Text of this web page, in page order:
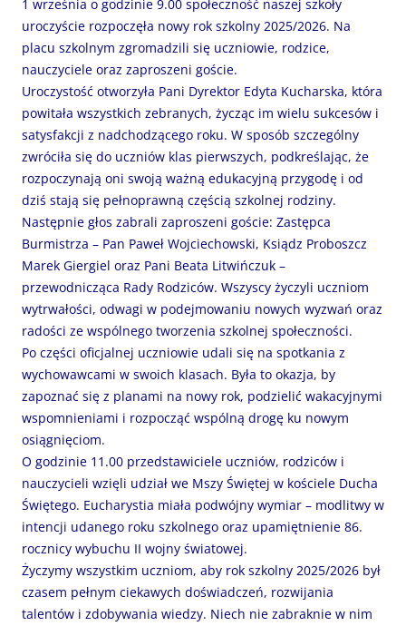
1 września o godzinie 9.00 społeczność naszej szkoły
uroczyście rozpoczęła nowy rok szkolny 2025/2026. Na
placu szkolnym zgromadzili się uczniowie, rodzice,
nauczyciele oraz zaproszeni goście.
Uroczystość otworzyła Pani Dyrektor Edyta Kucharska, która
powitała wszystkich zebranych, życząc im wielu sukcesów i
satysfakcji z nadchodzącego roku. W sposób szczególny
zwróciła się do uczniów klas pierwszych, podkreślając, że
rozpoczynają oni swoją ważną edukacyjną przygodę i od
dziś stają się pełnoprawną częścią szkolnej rodziny.
Następnie głos zabrali zaproszeni goście: Zastępca
Burmistrza – Pan Paweł Wojciechowski, Ksiądz Proboszcz
Marek Giergiel oraz Pani Beata Litwińczuk –
przewodnicząca Rady Rodziców. Wszyscy życzyli uczniom
wytrwałości, odwagi w podejmowaniu nowych wyzwań oraz
radości ze wspólnego tworzenia szkolnej społeczności.
Po części oficjalnej uczniowie udali się na spotkania z
wychowawcami w swoich klasach. Była to okazja, by
zapoznać się z planami na nowy rok, podzielić wakacyjnymi
wspomnieniami i rozpocząć wspólną drogę ku nowym
osiągnięciom.
O godzinie 11.00 przedstawiciele uczniów, rodziców i
nauczycieli wzięli udział we Mszy Świętej w kościele Ducha
Świętego. Eucharystia miała podwójny wymiar – modlitwy w
intencji udanego roku szkolnego oraz upamiętnienie 86.
rocznicy wybuchu II wojny światowej.
Życzymy wszystkim uczniom, aby rok szkolny 2025/2026 był
czasem pełnym ciekawych doświadczeń, rozwijania
talentów i zdobywania wiedzy. Niech nie zabraknie w nim